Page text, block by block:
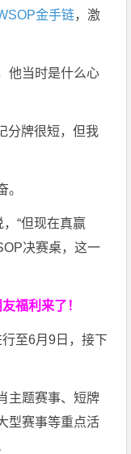
金手链，激
他当时是什么心
分牌很短，但我
。
“但现在真赢
决赛桌，这一
福利来了！
至6月9日，接下
主题赛事、短牌
型赛事等重点活